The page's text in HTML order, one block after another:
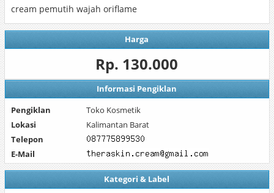
cream pemutih wajah oriflame
Harga
Rp. 130.000
Informasi Pengiklan
Pengiklan
Toko Kosmetik
Lokasi
Kalimantan Barat
Telepon
E-Mail
Kategori & Label